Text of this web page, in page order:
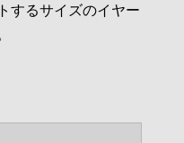
するサイズのイヤー